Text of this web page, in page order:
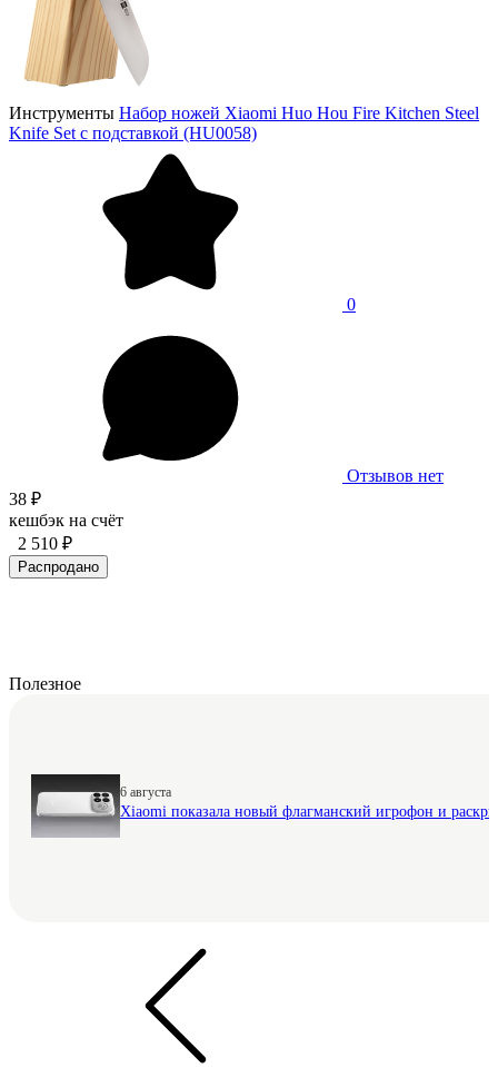
Инструменты Набор ножей Xiaomi Huo Hou Fire Kitchen Steel
Knife Set с подставкой (HU0058)
0
Отзывов нет
38 ₽
кешбэк на счёт
2 510 ₽
Распродано
Полезное
6 августа
Xiaomi показала новый флагманский игрофон и